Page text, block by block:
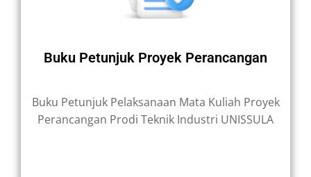
Buku Petunjuk Proyek Perancangan
Buku Petunjuk Pelaksanaan Mata Kuliah Proyek
Perancangan Prodi Teknik Industri UNISSULA